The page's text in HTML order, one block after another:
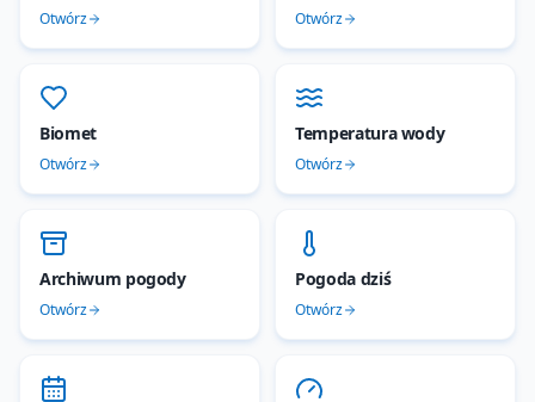
Otwórz Otwórz
Biomet
Otwórz
Temperatura wody
Otwórz
Archiwum pogody
Otwórz
Pogoda dziś
Otwórz